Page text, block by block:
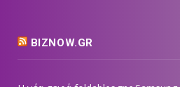
BIZNOW.GR